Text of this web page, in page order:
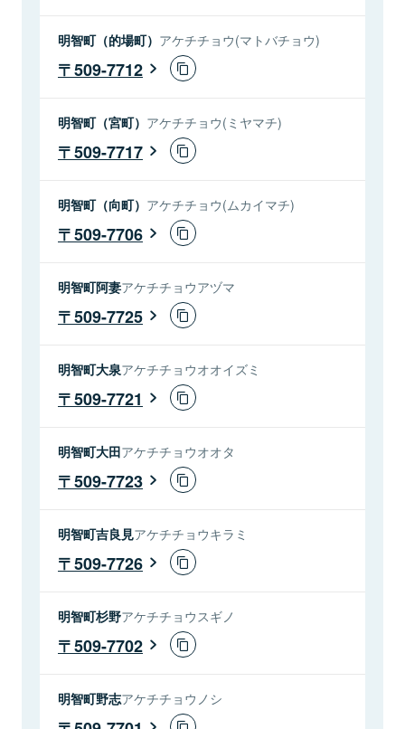
明智町（的場町） アケチチョウ(マトバチョウ)
509-7712
明智町（宮町） アケチチョウ(ミヤマチ)
509-7717
明智町（向町） アケチチョウ(ムカイマチ)
509-7706
明智町阿妻アケチチョウアヅマ
509-7725
明智町大泉アケチチョウオオイズミ
509-7721
明智町大田アケチチョウオオタ
509-7723
明智町吉良見アケチチョウキラミ
509-7726
明智町杉野アケチチョウスギノ
509-7702
明智町野志アケチチョウノシ